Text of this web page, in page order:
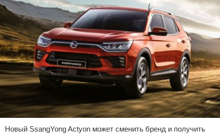
Новый SsangYong Actyon может сменить бренд и получить